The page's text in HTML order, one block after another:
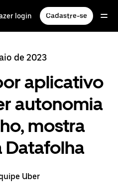
login Cadastre-se
de 2023
aplicativo
autonomia
mostra
Datafolha
Uber